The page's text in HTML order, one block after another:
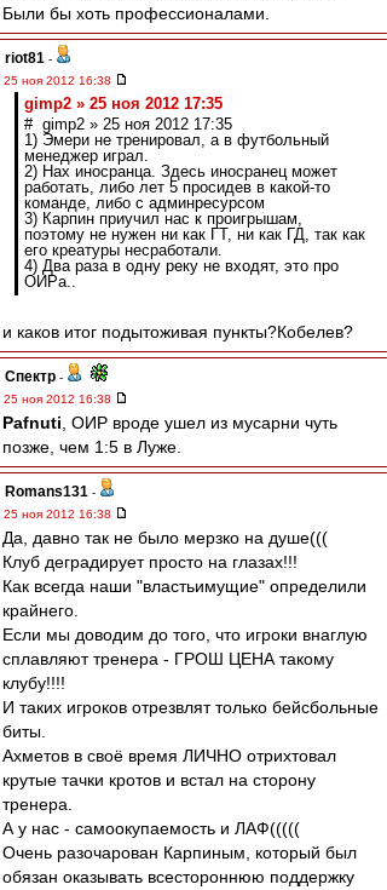
Были бы хоть профессионалами.
riot81 -
25 ноя 2012 16:38
gimp2 » 25 ноя 2012 17:35
# gimp2 » 25 ноя 2012 17:35
1) Эмери не тренировал, а в футбольный
менеджер играл.
2) Нах иносранца. Здесь иносранец может
работать, либо лет 5 просидев в какой-то
команде, либо с админресурсом
3) Карпин приучил нас к проигрышам,
поэтому не нужен ни как ГТ, ни как ГД, так как
его креатуры несработали.
4) Два раза в одну реку не входят, это про
ОИРа..
и каков итог подытоживая пункты?Кобелев?
Спектр -
25 ноя 2012 16:38
Pafnuti , ОИР вроде ушел из мусарни чуть
позже, чем 1:5 в Луже.
Romans131 -
25 ноя 2012 16:38
Да, давно так не было мерзко на душе(((
Клуб деградирует просто на глазах!!!
Как всегда наши "властьимущие" определили
крайнего.
Если мы доводим до того, что игроки внаглую
сплавляют тренера - ГРОШ ЦЕНА такому
клубу!!!!
И таких игроков отрезвлят только бейсбольные
биты.
Ахметов в своё время ЛИЧНО отрихтовал
крутые тачки кротов и встал на сторону
тренера.
А у нас - самоокупаемость и ЛАФ(((((
Очень разочарован Карпиным, который был
обязан оказывать всестороннюю поддержку